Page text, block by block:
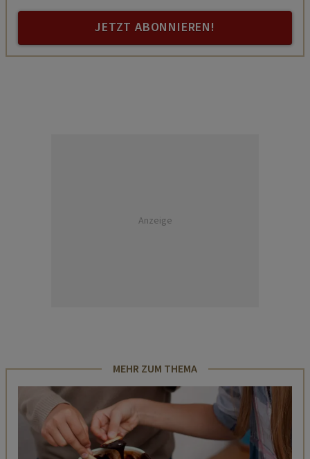
JETZT ABONNIEREN!
Anzeige
MEHR ZUM THEMA